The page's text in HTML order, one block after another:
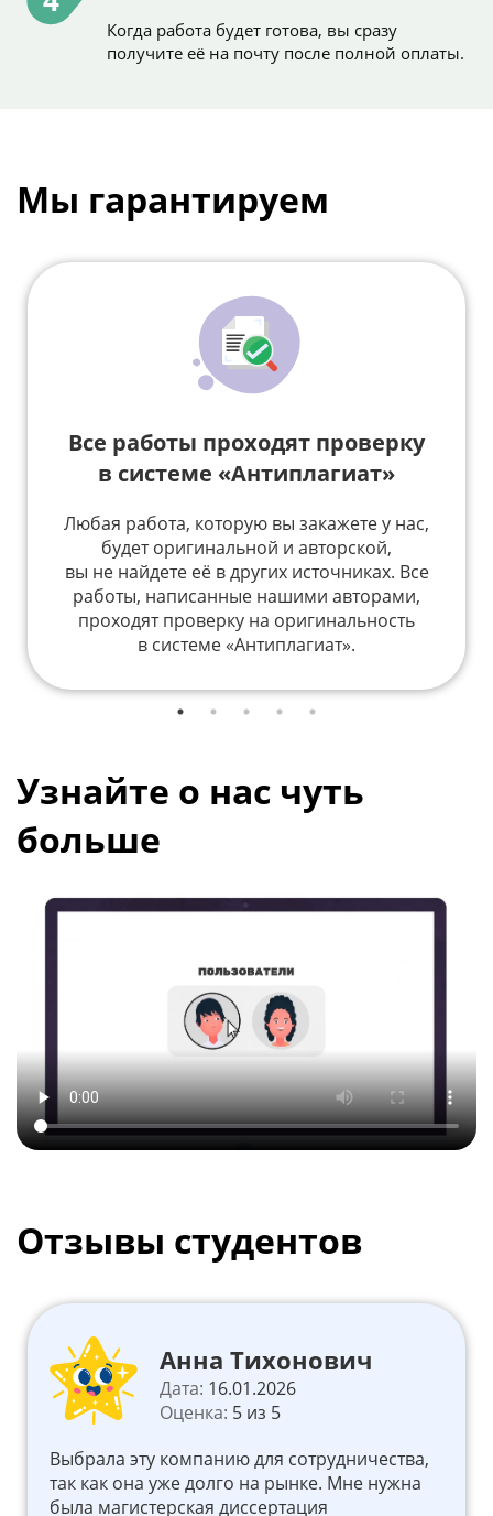
Когда работа будет готова, вы сразу
получите её на почту после полной оплаты.
Мы гарантируем
Все работы проходят проверку
в системе «Антиплагиат»
Любая работа, которую вы закажете у нас,
будет оригинальной и авторской,
вы не найдете её в других источниках. Все
работы, написанные нашими авторами,
проходят проверку на оригинальность
в системе «Антиплагиат».
Узнайте о нас чуть
больше
Отзывы студентов
Анна Тихонович
Дата: 16.01.2026
Оценка: 5 из 5
Выбрала эту компанию для сотрудничества,
так как она уже долго на рынке. Мне нужна
была магистерская диссертация